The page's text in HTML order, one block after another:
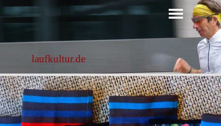
Direkt zum Seiteninhalt Menü überspringen
laufkultur.de